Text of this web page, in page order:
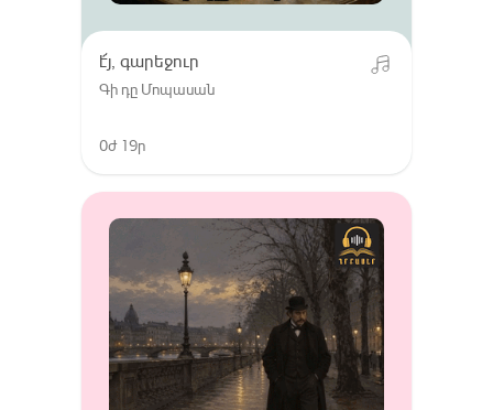
է՜յ, գարեջուր
Գի դը Մոպասան
0ժ 19ր